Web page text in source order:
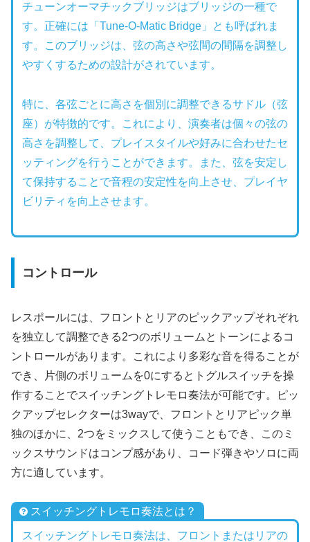
チューンオーマチックブリッジはブリッジの一種で
す。正確には「Tune-O-Matic Bridge」とも呼ばれま
す。このブリッジは、弦の高さや弦間の間隔を調整し
やすくするための設計がされています。
特に、各弦ごとに高さを個別に調整できるサドル（弦
座）が特徴的です。これにより、演奏者は個々の弦の
高さを調整して、プレイスタイルや好みに合わせたセ
ッティングを行うことができます。また、弦を安定し
て保持することで音程の安定性を向上させ、プレイヤ
ビリティを向上させます。
コントロール
レスポールには、フロントとリアのピックアップそれぞれ
を独立して調整できる2つのボリュームとトーンによるコ
ントロールがあります。これにより多彩な音を得ることが
でき、片側のボリュームを0にするとトグルスイッチを操
作することでスイッチングトレモロ奏法が可能です。ピッ
クアップセレクターは3wayで、フロントとリアピック単
独のほかに、2つをミックスして使うこともでき、このミ
ックスサウンドはコンプ感があり、コード弾きやソロに両
方に適しています。
スイッチングトレモロ奏法とは？
スイッチングトレモロ奏法は、フロントまたはリアの